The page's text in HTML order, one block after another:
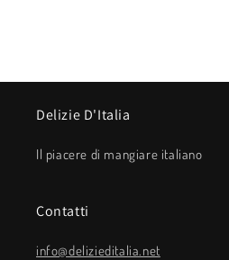
Delizie D'Italia
Il piacere di mangiare italiano
Contatti
info@delizieditalia.net